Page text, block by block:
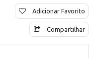
Adicionar Favorito
Compartilhar